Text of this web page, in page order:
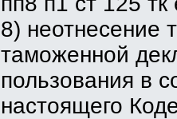
8) неотнесение
таможенной
пользования в
настоящего